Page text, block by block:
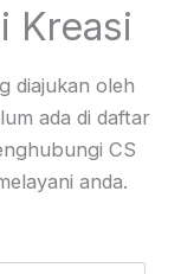
Kreasi
diajukan oleh
ada di daftar
CS
anda.